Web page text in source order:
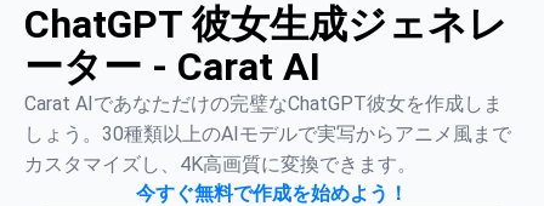
ChatGPT 彼女生成ジェネレ
ーター - Carat AI
Carat AIであなただけの完璧なChatGPT彼女を作成しま
しょう。30種類以上のAIモデルで実写からアニメ風まで
カスタマイズし、4K高画質に変換できます。
今すぐ無料で作成を始めよう！